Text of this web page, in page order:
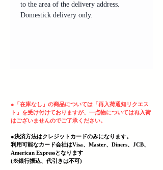
to the area of the delivery address.
Domestick delivery only.
● 「在庫なし」の商品については「再入荷通知リクエス
ト」を受け付けておりますが、一点物については再入荷
はございませんのでご了承ください。
●決済方法はクレジットカードのみになります。
利用可能なカード会社はVisa、Master、Diners、JCB、
American Expressとなります
(​※銀行振込、代引きは不可)